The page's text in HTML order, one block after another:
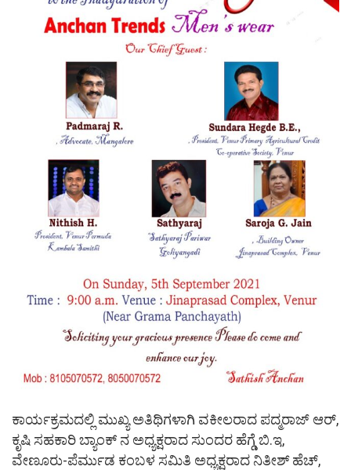
ಕಾರ್ಯಕ್ರಮದಲ್ಲಿ ಮುಖ್ಯ ಅತಿಥಿಗಳಾಗಿ ವಕೀಲರಾದ ಪದ್ಮರಾಜ್ ಆರ್,
ಕೃಷಿ ಸಹಕಾರಿ ಬ್ಯಾಂಕ್ ನ ಅಧ್ಯಕ್ಷರಾದ ಸುಂದರ ಹೆಗ್ಡೆ ಬಿ.ಇ,
ವೇಣೂರು-ಪೆರ್ಮುಡ ಕಂಬಳ ಸಮಿತಿ ಅಧ್ಯಕ್ಷರಾದ ನಿತೀಶ್ ಹೆಚ್,